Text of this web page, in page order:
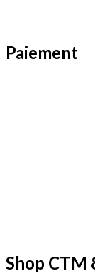
Paiement
Shop CTM